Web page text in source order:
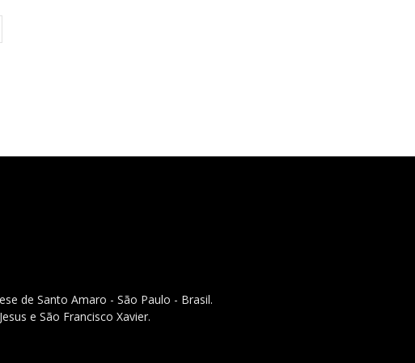
de Santo Amaro - São Paulo - Brasil.
e São Francisco Xavier.